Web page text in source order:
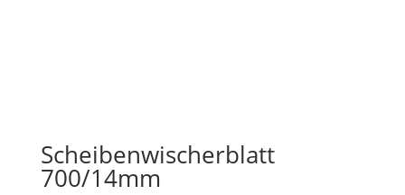
Scheibenwischerblatt
700/14mm